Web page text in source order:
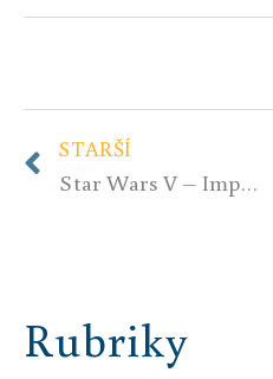
STARŠÍ
Star Wars V – Impérium vrací úder
Rubriky